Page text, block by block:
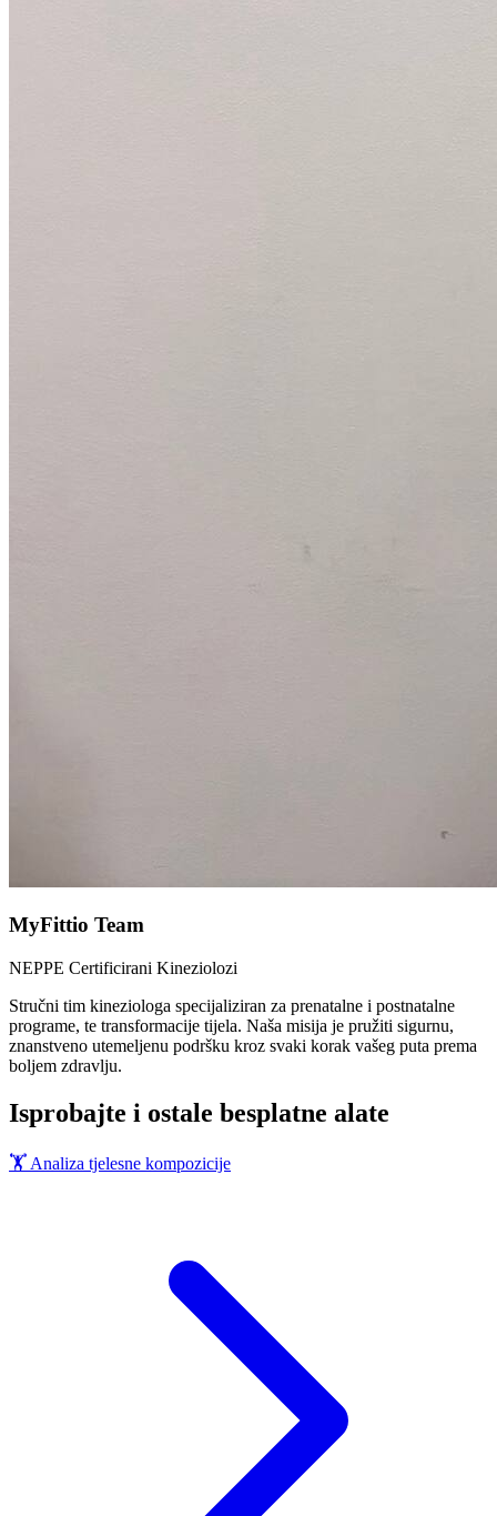
MyFittio Team
NEPPE Certificirani Kineziolozi
Stručni tim kineziologa specijaliziran za prenatalne i postnatalne
programe, te transformacije tijela. Naša misija je pružiti sigurnu,
znanstveno utemeljenu podršku kroz svaki korak vašeg puta prema
boljem zdravlju.
Isprobajte i ostale besplatne alate
🏋️ Analiza tjelesne kompozicije